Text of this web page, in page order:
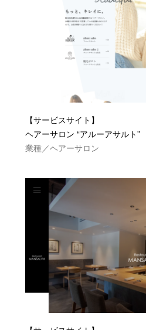
【サービスサイト】
ヘアーサロン “アルーアサルト”
業種／ヘアーサロン